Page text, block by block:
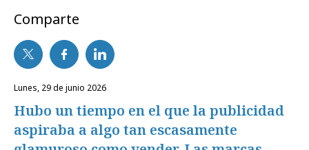
Comparte
lunes, 29 de junio 2026
Hubo un tiempo en el que la publicidad
aspiraba a algo tan escasamente